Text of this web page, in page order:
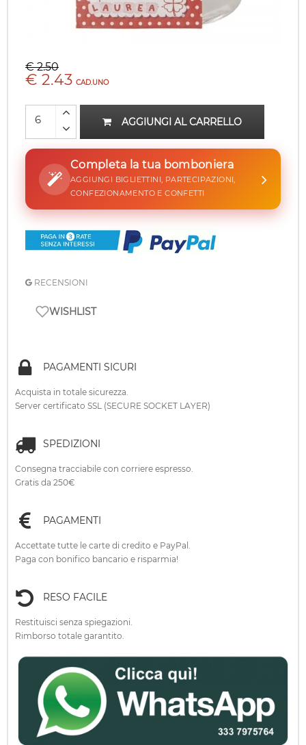
€ 2.50
€ 2.43 CAD.UNO
AGGIUNGI AL CARRELLO
Completa la tua bomboniera
AGGIUNGI BIGLIETTINI, PARTECIPAZIONI,
CONFEZIONAMENTO E CONFETTI
RECENSIONI
WISHLIST
PAGAMENTI SICURI
Acquista in totale sicurezza.
Server certificato SSL (SECURE SOCKET LAYER)
SPEDIZIONI
Consegna tracciabile con corriere espresso.
Gratis da 250€
PAGAMENTI
Accettate tutte le carte di credito e PayPal.
Paga con bonifico bancario e risparmia!
RESO FACILE
Restituisci senza spiegazioni.
Rimborso totale garantito.